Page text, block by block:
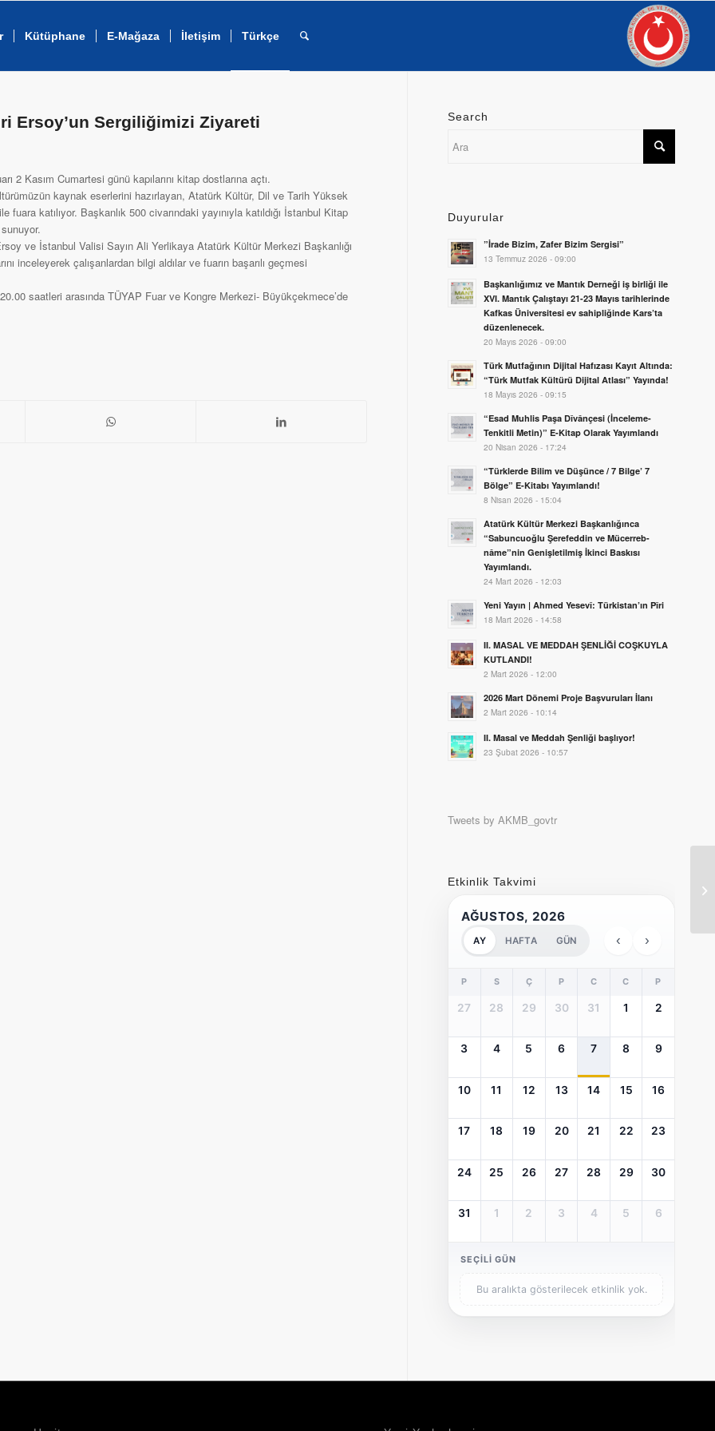
Kütüphane E-Mağaza İletişim Türkçe
Ersoy’un Sergiliğimizi Ziyareti
2 Kasım Cumartesi günü kapılarını kitap dostlarına açtı.
kaynak eserlerini hazırlayan, Atatürk Kültür, Dil ve Tarih Yüksek
katılıyor. Başkanlık 500 civarındaki yayınıyla katıldığı İstanbul Kitap
ve İstanbul Valisi Sayın Ali Yerlikaya Atatürk Kültür Merkezi Başkanlığı
inceleyerek çalışanlardan bilgi aldılar ve fuarın başarılı geçmesi
saatleri arasında TÜYAP Fuar ve Kongre Merkezi- Büyükçekmece’de
Search
Duyurular
”İrade Bizim, Zafer Bizim Sergisi”
13 Temmuz 2026 - 09:00
Başkanlığımız ve Mantık Derneği iş birliği ile
XVI. Mantık Çalıştayı 21-23 Mayıs tarihlerinde
Kafkas Üniversitesi ev sahipliğinde Kars’ta
düzenlenecek.
20 Mayıs 2026 - 09:00
Türk Mutfağının Dijital Hafızası Kayıt Altında:
“Türk Mutfak Kültürü Dijital Atlası” Yayında!
18 Mayıs 2026 - 09:15
“Esad Muhlis Paşa Dîvânçesi (İnceleme-
Tenkitli Metin)” E-Kitap Olarak Yayımlandı
20 Nisan 2026 - 17:24
“Türklerde Bilim ve Düşünce / 7 Bilge’ 7
Bölge” E-Kitabı Yayımlandı!
8 Nisan 2026 - 15:04
Atatürk Kültür Merkezi Başkanlığınca
“Sabuncuoğlu Şerefeddin ve Mücerreb-
nâme”nin Genişletilmiş İkinci Baskısı
Yayımlandı.
24 Mart 2026 - 12:03
Yeni Yayın | Ahmed Yesevî: Türkistan’ın Pîri
18 Mart 2026 - 14:58
II. MASAL VE MEDDAH ŞENLİĞİ COŞKUYLA
KUTLANDI!
2 Mart 2026 - 12:00
2026 Mart Dönemi Proje Başvuruları İlanı
2 Mart 2026 - 10:14
II. Masal ve Meddah Şenliği başlıyor!
23 Şubat 2026 - 10:57
Tweets by AKMB_govtr
Etkinlik Takvimi
AĞUSTOS, 2026
AY HAFTA GÜN ‹ ›
P S Ç P C C P
27 28 29 30 31 1 2
3 4 5 6 7 8 9
10 11 12 13 14 15 16
17 18 19 20 21 22 23
24 25 26 27 28 29 30
31 1 2 3 4 5 6
SEÇILI GÜN
Bu aralıkta gösterilecek etkinlik yok.